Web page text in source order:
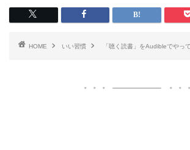
HOME いい習慣 「聴く読書」をAudibleでやっ